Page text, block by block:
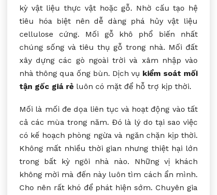
kỳ vật liệu thực vật hoặc gỗ. Nhờ cấu tạo hệ
tiêu hóa biệt nên dễ dàng phá hủy vật liệu
cellulose cứng. Mối gỗ khô phổ biến nhất
chúng sống và tiêu thụ gỗ trong nhà. Mối đất
xây dựng các gò ngoài trời và xâm nhập vào
nhà thông qua ống bùn. Dịch vụ kiểm soát mối
tận gốc giá rẻ luôn có mặt để hỗ trợ kịp thời.
Mối là mối đe dọa liên tục và hoạt động vào tất
cả các mùa trong năm. Đó là lý do tại sao việc
có kế hoạch phòng ngừa và ngăn chặn kịp thời.
Không mất nhiều thời gian nhưng thiệt hại lớn
trong bất kỳ ngôi nhà nào. Những vị khách
không mời mà đến này luôn tìm cách ẩn mình.
Cho nên rất khó để phát hiện sớm. Chuyên gia